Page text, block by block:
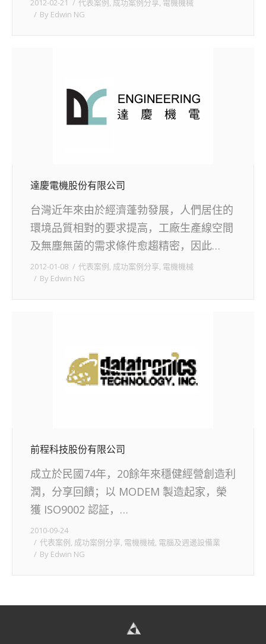
2012-02-21 代表案例, 成功案例分享, 電機機械
By Edwin NG
達慶電機股份有限公司
台灣近年來由於經濟蓬勃發展，人們居住的
環境品質相對的要求提高，工廠生產線空間
及無塵無菌的需求條件愈趨精密，因此…
2012-01-08 代表案例, 成功案例分享, 電機機械
By Edwin NG
前程科技股份有限公司
成立於民國74年，20餘年來穩健經營創造利
潤，分享回饋；以 MODEM 製造起家，榮
獲 ISO9002 認証，…
2010-09-24
代表案例, 成功案例分享, 電機機械, 電腦及週邊設備業
By Edwin NG